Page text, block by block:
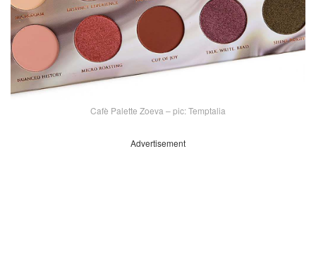
Cafè Palette Zoeva – pic: Temptalia
Advertisement